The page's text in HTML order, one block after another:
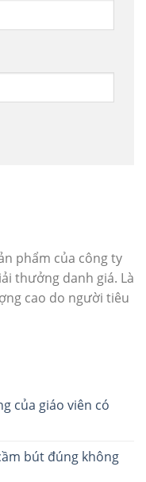
phẩm của công ty
thưởng danh giá. Là
cao do người tiêu
của giáo viên có
bút đúng không